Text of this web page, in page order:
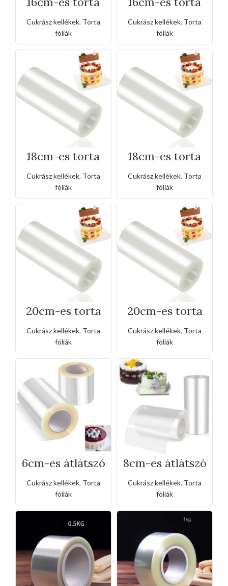
átlátszó acetát
fólia
Cukrász kellékek, Torta
fóliák
átlátszó acetát
fólia -
vastagított
Cukrász kellékek, Torta
fóliák
18cm-es torta
átlátszó acetát
fólia
Cukrász kellékek, Torta
fóliák
18cm-es torta
átlátszó acetát
fólia-
vastagított
Cukrász kellékek, Torta
fóliák
20cm-es torta
átlátszó acetát
fólia
Cukrász kellékek, Torta
fóliák
20cm-es torta
átlátszó acetát
fólia-
vastagított
Cukrász kellékek, Torta
fóliák
6cm-es átlátszó
torta acetát
fólia
Cukrász kellékek, Torta
fóliák
8cm-es átlátszó
torta acetát
fólia
Cukrász kellékek, Torta
fóliák